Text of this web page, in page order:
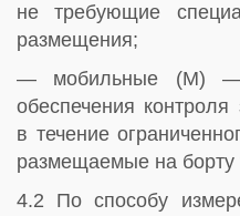
не требующие
размещения;
— мобильные (М) —
обеспечения
в течение
размещаемые на борту
4.2 По способу